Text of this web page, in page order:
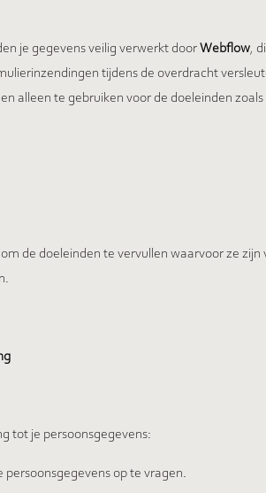
je gegevens veilig verwerkt doorWebflow,
tijdens de overdracht
alleen te gebruiken voor de doeleinden
de doeleinden te vervullen waarvoor ze
tot je persoonsgegevens:
op te vragen.